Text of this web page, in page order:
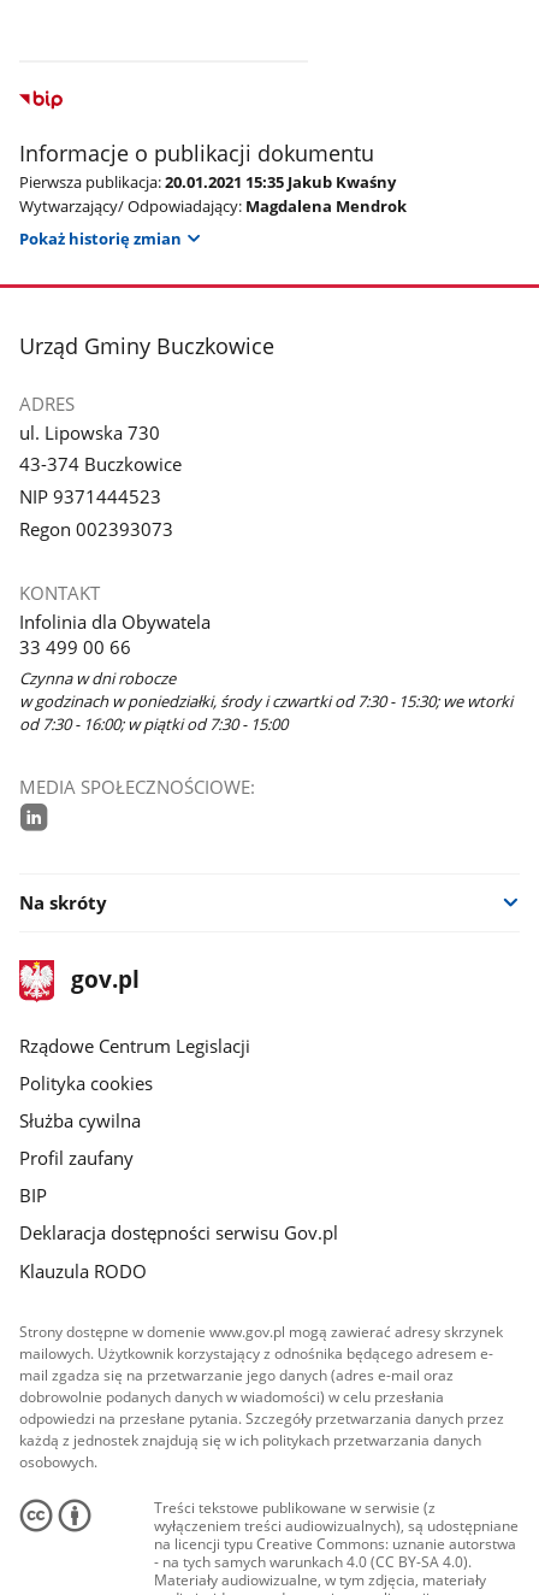
Informacje o publikacji dokumentu
Pierwsza publikacja:20.01.2021 15:35 Jakub Kwaśny
Wytwarzający/ Odpowiadający: Magdalena Mendrok
Pokaż historię zmian
stopka
Urząd Gminy Buczkowice
ADRES
ul. Lipowska 730
43-374 Buczkowice
NIP 9371444523
Regon 002393073
KONTAKT
Infolinia dla Obywatela
33 499 00 66
Czynna w dni robocze
w godzinach w poniedziałki, środy i czwartki od 7:30 - 15:30; we wtorki
od 7:30 - 16:00; w piątki od 7:30 - 15:00
MEDIA SPOŁECZNOŚCIOWE:
Na skróty
stopka
gov.plStrona
gov.pl
Rządowe Centrum Legislacji
Polityka cookies
Służba cywilna
Profil zaufany
BIP
Deklaracja dostępności serwisu Gov.pl
Klauzula RODO
Strony dostępne w domenie www.gov.pl mogą zawierać adresy skrzynek
mailowych. Użytkownik korzystający z odnośnika będącego adresem e-
mail zgadza się na przetwarzanie jego danych (adres e-mail oraz
dobrowolnie podanych danych w wiadomości) w celu przesłania
odpowiedzi na przesłane pytania. Szczegóły przetwarzania danych przez
każdą z jednostek znajdują się w ich politykach przetwarzania danych
osobowych.
Treści tekstowe publikowane w serwisie (z
wyłączeniem treści audiowizualnych), są udostępniane
na licencji typu Creative Commons: uznanie autorstwa
- na tych samych warunkach 4.0 (CC BY-SA 4.0).
Materiały audiowizualne, w tym zdjęcia, materiały